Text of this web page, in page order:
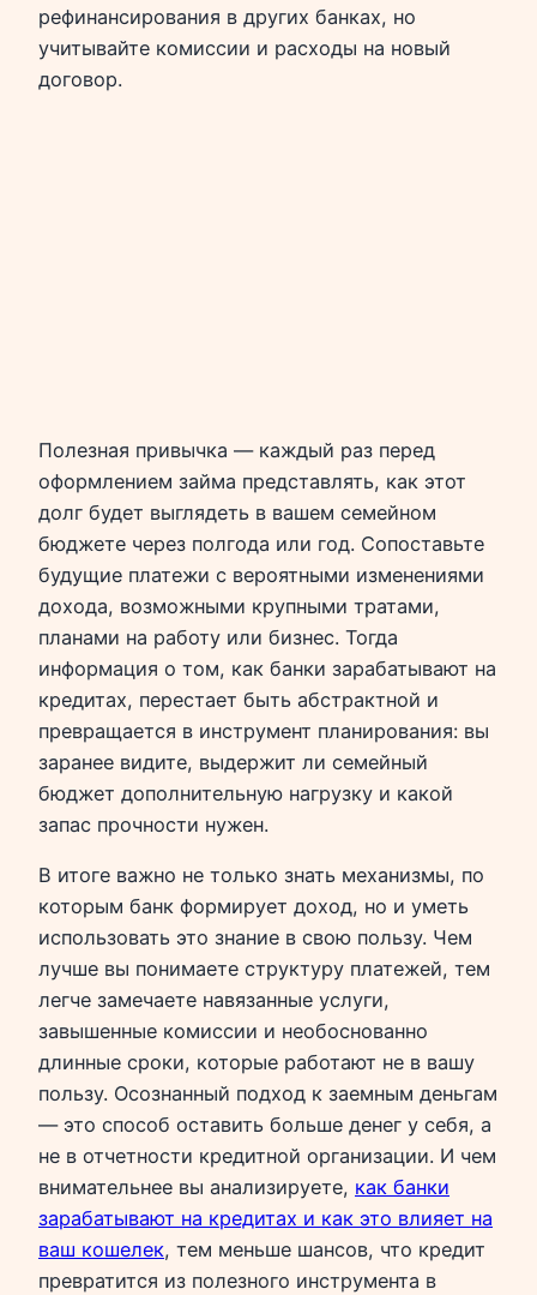
рефинансирования в других банках, но
учитывайте комиссии и расходы на новый
договор.
Полезная привычка — каждый раз перед
оформлением займа представлять, как этот
долг будет выглядеть в вашем семейном
бюджете через полгода или год. Сопоставьте
будущие платежи с вероятными изменениями
дохода, возможными крупными тратами,
планами на работу или бизнес. Тогда
информация о том, как банки зарабатывают на
кредитах, перестает быть абстрактной и
превращается в инструмент планирования: вы
заранее видите, выдержит ли семейный
бюджет дополнительную нагрузку и какой
запас прочности нужен.
В итоге важно не только знать механизмы, по
которым банк формирует доход, но и уметь
использовать это знание в свою пользу. Чем
лучше вы понимаете структуру платежей, тем
легче замечаете навязанные услуги,
завышенные комиссии и необоснованно
длинные сроки, которые работают не в вашу
пользу. Осознанный подход к заемным деньгам
— это способ оставить больше денег у себя, а
не в отчетности кредитной организации. И чем
внимательнее вы анализируете, как банки
зарабатывают на кредитах и как это влияет на
ваш кошелек, тем меньше шансов, что кредит
превратится из полезного инструмента в